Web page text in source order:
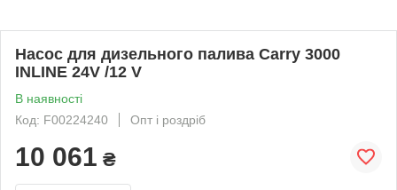
Насос для дизельного палива Carry 3000
INLINE 24V /12 V
В наявності
Код: F00224240
Опт і роздріб
10 061 ₴